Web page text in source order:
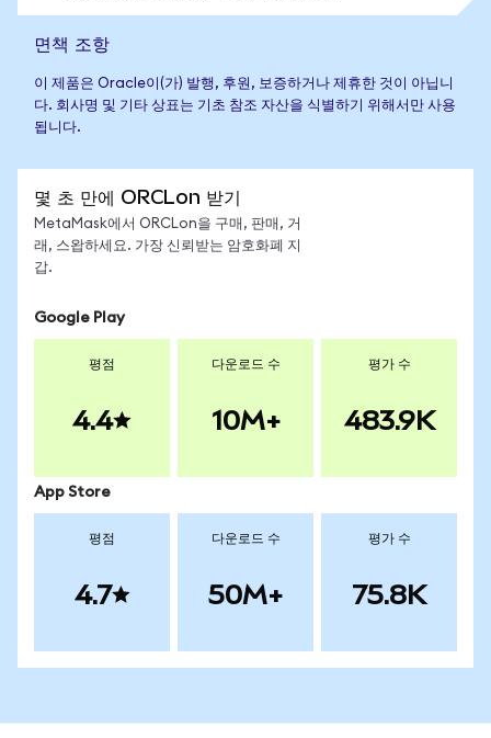
면책 조항
이 제품은 Oracle이(가) 발행, 후원, 보증하거나 제휴한 것이 아닙니
다. 회사명 및 기타 상표는 기초 참조 자산을 식별하기 위해서만 사용
됩니다.
몇 초 만에 ORCLon 받기
MetaMask에서 ORCLon을 구매, 판매, 거
래, 스왑하세요. 가장 신뢰받는 암호화폐 지
갑.
Google Play
평점
4.4
다운로드 수
10M+
평가 수
483.9K
App Store
평점
4.7
다운로드 수
50M+
평가 수
75.8K